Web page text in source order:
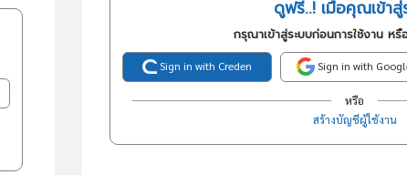
ดูฟรี..! เมื่อคุณเข้าสู่
กรุณาเข้าสู่ระบบก่อนการใช้งาน ห
Sign in with Creden Sign in with
หรือ
สร้างบัญชีผู้ใช้งาน